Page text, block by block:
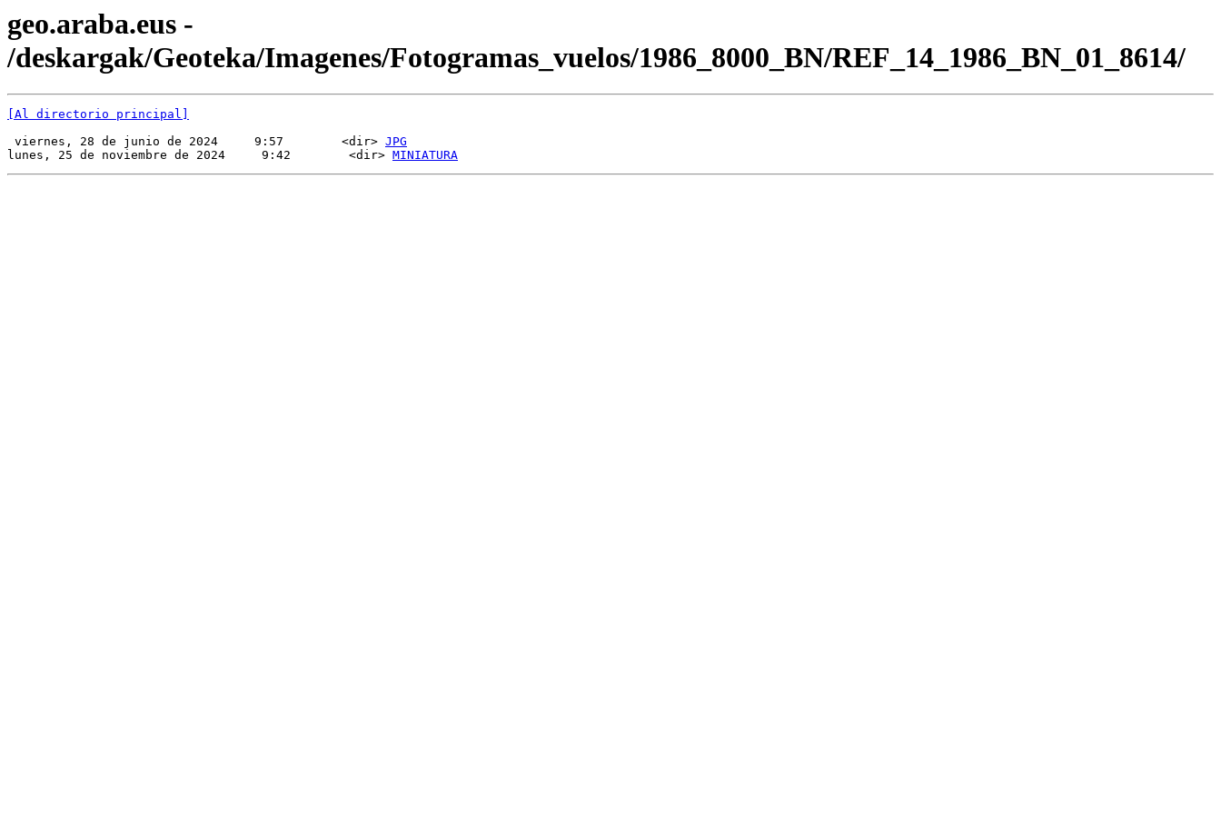
geo.araba.eus -
/deskargak/Geoteka/Imagenes/Fotogramas_vuelos/1986_8000_BN/REF_14_1986_BN_01_8614/
[Al directorio principal]
viernes, 28 de junio de 2024     9:57        <dir> JPG
lunes, 25 de noviembre de 2024     9:42        <dir> MINIATURA